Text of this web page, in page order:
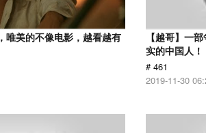
唯美的不像电影，越看越有
【越哥】一
实的中国人！
# 461
2019-11-30